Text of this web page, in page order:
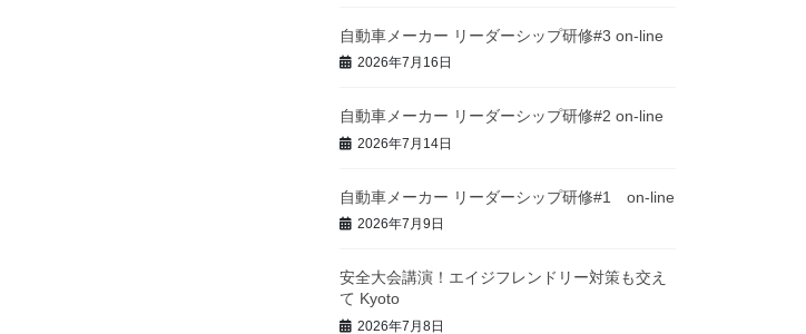
自動車メーカー リーダーシップ研修#3 on-line
2026年7月16日
自動車メーカー リーダーシップ研修#2 on-line
2026年7月14日
自動車メーカー リーダーシップ研修#1 on-line
2026年7月9日
安全大会講演！エイジフレンドリー対策も交え
て Kyoto
2026年7月8日